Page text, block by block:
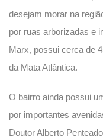
desejam morar na
por ruas arborizadas e
Marx, possui cerca de
da Mata Atlântica.
O bairro ainda possui
por importantes
Doutor Alberto